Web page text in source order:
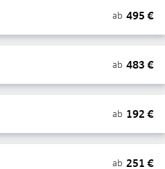
ab 495 €
ab 483 €
ab 192 €
ab 251 €